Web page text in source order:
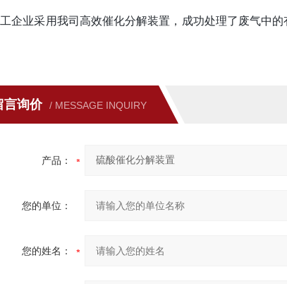
企业采用我司高效催化分解装置，成功处理了废气中
言询价 / MESSAGE INQUIRY
产品：
您的单位：
您的姓名：